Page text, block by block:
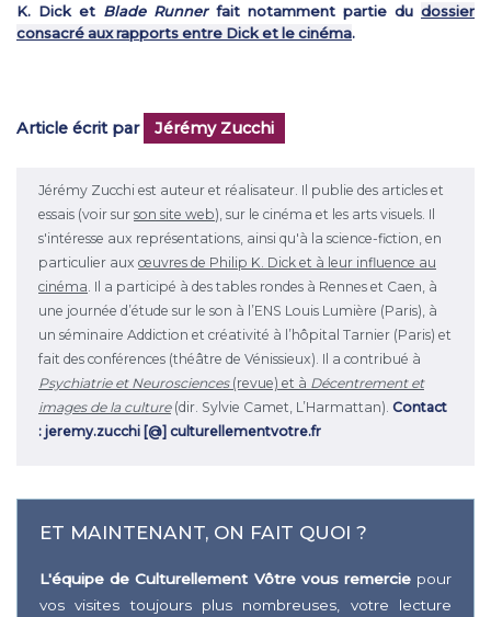
K. Dick et Blade Runnerfait notamment partie dudossier
consacré aux rapports entre Dick et le cinéma.
Article écrit par Jérémy Zucchi
Jérémy Zucchi est auteur et réalisateur. Il publie des articles et
essais (voir sur son site web), sur le cinéma et les arts visuels. Il
s'intéresse aux représentations, ainsi qu'à la science-fiction, en
particulier aux œuvres de Philip K. Dick et à leur influence au
cinéma . Il a participé à des tables rondes à Rennes et Caen, à
une journée d’étude sur le son à l’ENS Louis Lumière (Paris), à
un séminaire Addiction et créativité à l’hôpital Tarnier (Paris) et
fait des conférences (théâtre de Vénissieux). Il a contribué à
Psychiatrie et Neurosciences(revue) et à Décentrement et
images de la culture(dir. Sylvie Camet, L’Harmattan). Contact
: jeremy.zucchi [@] culturellementvotre.fr
ET MAINTENANT, ON FAIT QUOI ?
L'équipe de Culturellement Vôtre vous remerciepour
vos visites toujours plus nombreuses, votre lecture